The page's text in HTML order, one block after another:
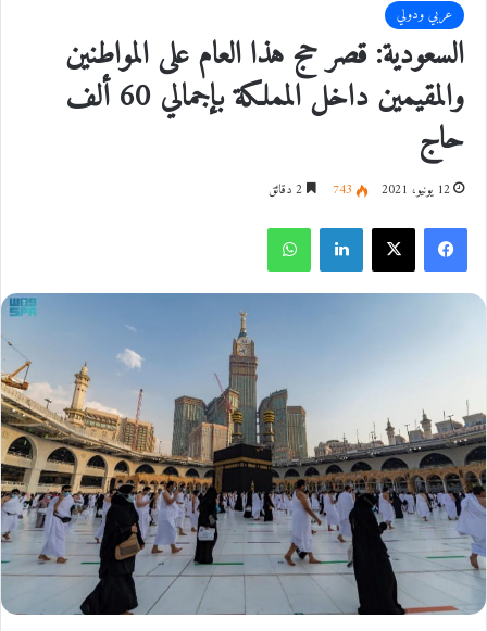
عربي ودولي
السعودية: قصر حج هذا العام على المواطنين
والمقيمين داخل المملكة بإجمالي 60 ألف
حاج
12 يونيو، 2021 743
فيسبوك